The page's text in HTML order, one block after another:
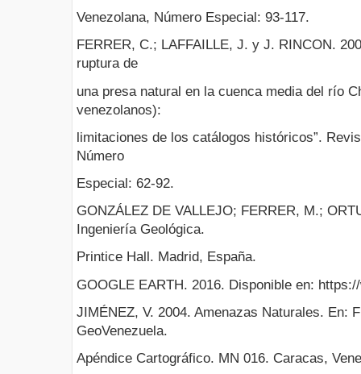
Venezolana, Número Especial: 93-117.
FERRER, C.; LAFFAILLE, J. y J. RINCON.
ruptura de
una presa natural en la cuenca media del río
venezolanos):
limitaciones de los catálogos históricos”.
Número
Especial: 62-92.
GONZÁLEZ DE VALLEJO; FERRER, M.;
Ingeniería Geológica.
Printice Hall. Madrid, España.
GOOGLE EARTH. 2016. Disponible en:
JIMÉNEZ, V. 2004. Amenazas Naturales. En:
GeoVenezuela.
Apéndice Cartográfico. MN 016. Caracas,